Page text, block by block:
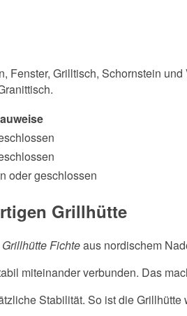
Grilltisch, Schornstein
oder geschlossen
Grillhütte
Grillhütte Fichteaus nordischem
miteinander verbunden. Das
Stabilität. So ist die Grillhütte